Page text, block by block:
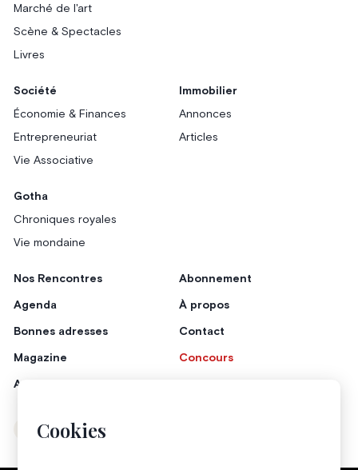
Cookies
Marché de l'art
Scène & Spectacles
Livres
Société
Économie & Finances
Entrepreneuriat
Vie Associative
Immobilier
Annonces
Articles
Gotha
Chroniques royales
Vie mondaine
Nos Rencontres
Agenda
Bonnes adresses
Magazine
Annonceurs
Abonnement
À propos
Contact
Concours
Instagram